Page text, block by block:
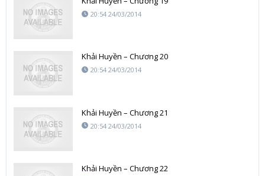
20:54 24/03/2014
Khải Huyền – Chương 20
20:54 24/03/2014
Khải Huyền – Chương 21
20:54 24/03/2014
Khải Huyền – Chương 22